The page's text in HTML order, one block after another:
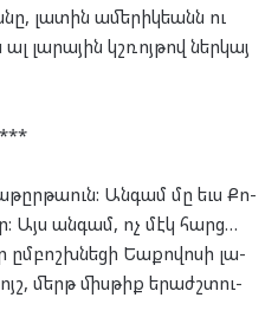
լա­տին ամերիկ­եանն ու
լա­րա­յին կշռոյ­թով ներ­կայ
***
Ան­գամ մը եւս Քո­
Այս ան­գամ, ոչ մէկ հարց…
ըմ­բոշխ­նե­ցի Եա­քո­վո­սի լա­
մերթ միս­թիք երաժշ­տու­